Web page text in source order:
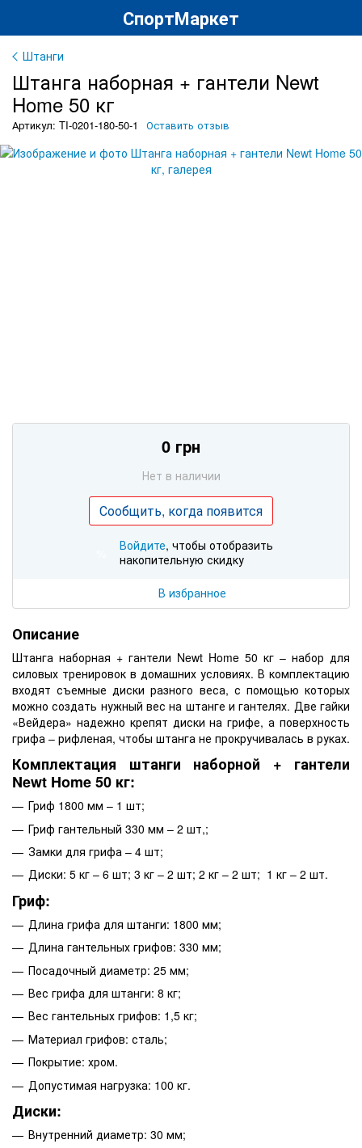
СпортМаркет
Штанги
Штанга наборная + гантели Newt
Home 50 кг
Артикул: TI-0201-180-50-1 Оставить отзыв
0 грн
Нет в наличии
Сообщить, когда появится
Войдите, чтобы отобразить
накопительную скидку
В избранное
Описание
Штанга наборная + гантели Newt Home 50 кг – набор для
силовых тренировок в домашних условиях. В комплектацию
входят съемные диски разного веса, с помощью которых
можно создать нужный вес на штанге и гантелях. Две гайки
«Вейдера» надежно крепят диски на грифе, а поверхность
грифа – рифленая, чтобы штанга не прокручивалась в руках.
Комплектация штанги наборной + гантели
Newt Home 50 кг:
Гриф 1800 мм – 1 шт;
Гриф гантельный 330 мм – 2 шт,;
Замки для грифа – 4 шт;
Диски: 5 кг – 6 шт; 3 кг – 2 шт; 2 кг – 2 шт; 1 кг – 2 шт.
Гриф:
Длина грифа для штанги: 1800 мм;
Длина гантельных грифов: 330 мм;
Посадочный диаметр: 25 мм;
Вес грифа для штанги: 8 кг;
Вес гантельных грифов: 1,5 кг;
Материал грифов: сталь;
Покрытие: хром.
Допустимая нагрузка: 100 кг.
Диски:
Внутренний диаметр: 30 мм;